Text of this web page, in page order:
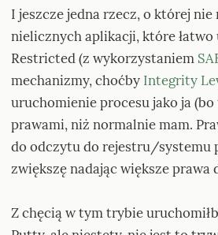
I jeszcze jedna rzecz, o której nie
nielicznych aplikacji, które
Restricted (z wykorzystaniem
mechanizmy, choćby Integrity
uruchomienie procesu jako ja
prawami, niż normalnie mam.
do odczytu do rejestru/systemu
zwiększę nadając większe prawa
Z chęcią w tym trybie